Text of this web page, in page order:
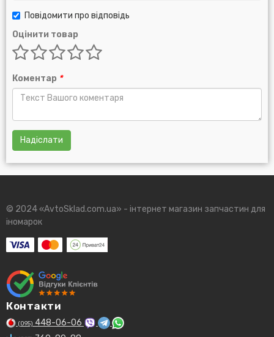
Повідомити про відповідь
Оцінити товар
Коментар *
Надіслати
© 2024 «AvtoSklad.com.ua» - інтернет магазин запчастин для
іномарок
Контакти
(095) 448-06-06